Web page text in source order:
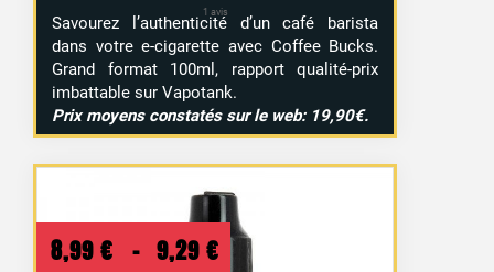
Savourez l’authenticité d’un café barista
dans votre e-cigarette avec Coffee Bucks.
Grand format 100ml, rapport qualité-prix
imbattable sur Vapotank.
Prix moyens constatés sur le web: 19,90€.
8,99 € – 9,29 € Plage